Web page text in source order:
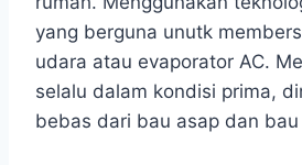
yang berguna unutk
udara atau evaporator AC.
selalu dalam kondisi prima,
bebas dari bau asap dan